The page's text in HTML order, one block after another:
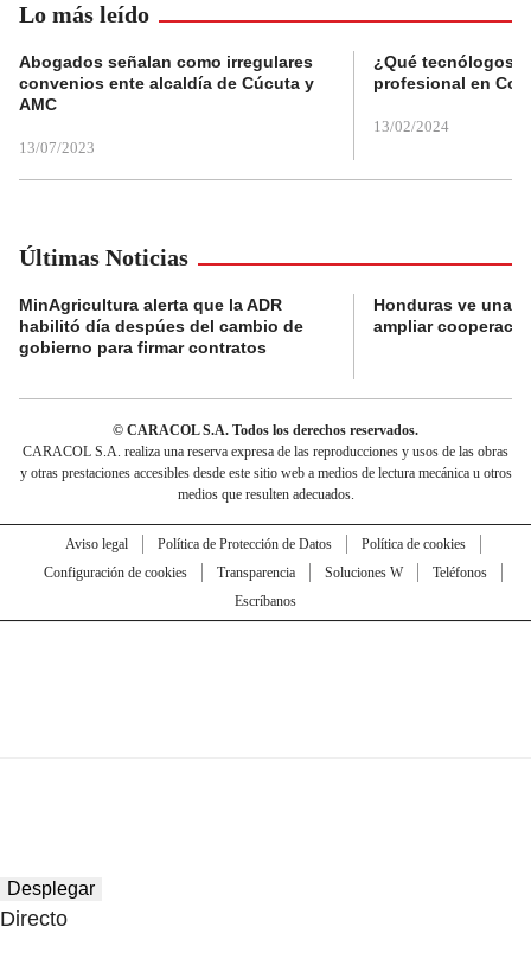
Lo más leído
Abogados señalan como irregulares
convenios ente alcaldía de Cúcuta y
AMC
13/07/2023
¿Qué tecnólogos
profesional en
13/02/2024
Últimas Noticias
MinAgricultura alerta que la ADR
habilitó día despúes del cambio de
gobierno para firmar contratos
Honduras ve una
ampliar
© CARACOL S.A. Todos los derechos reservados.
CARACOL S.A. realiza una reserva expresa de las reproducciones y usos de las obras
y otras prestaciones accesibles desde este sitio web a medios de lectura mecánica u otros
medios que resulten adecuados.
Aviso legal Política de Protección de Datos
Política de cookies
Configuración de cookies
Transparencia Soluciones W
Teléfonos
Escríbanos
Desplegar
Directo